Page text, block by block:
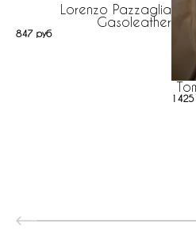
Lorenzo Pazzaglia
Gasoleather
847 руб